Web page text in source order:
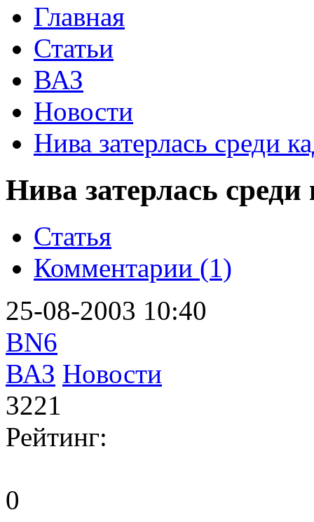
Главная
Статьи
ВАЗ
Новости
Нива затерлась среди
Нива затерлась
Статья
Комментарии (1)
25-08-2003 10:40
BN6
ВАЗ Новости
3221
Рейтинг:
0